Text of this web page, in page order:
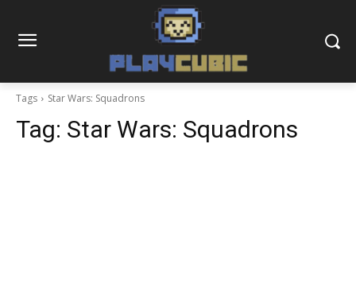
Tags Star Wars: Squadrons
Tag: Star Wars: Squadrons